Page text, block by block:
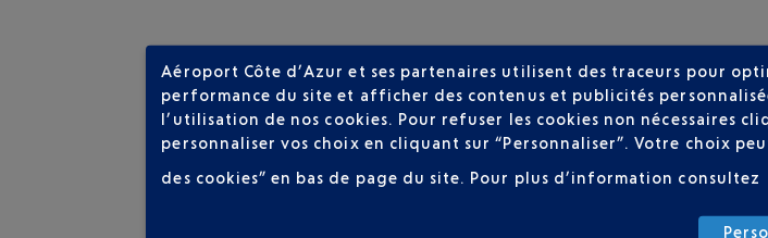
Aéroport Côte d’Azur et ses partenaires utilisent des traceurs pour
performance du site et afficher des contenus et publicités
l’utilisation de nos cookies. Pour refuser les cookies non nécessaires
personnaliser vos choix en cliquant sur “Personnaliser”. Votre choix
des cookies” en bas de page du site. Pour plus d’information consultez